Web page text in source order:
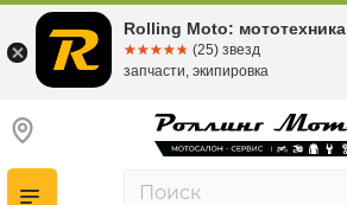
Rolling Moto: мототехника
☆☆☆☆☆
★★★★★ (25) звезд
запчасти, экипировка